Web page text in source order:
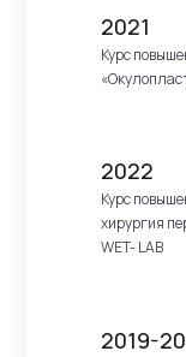
2021
Курс
2019-
2022
Курс
хирургия
WET- LAB